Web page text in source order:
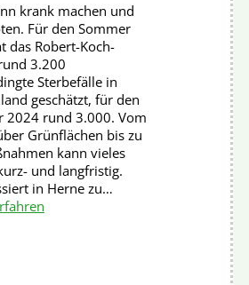
krank machen und
Für den Sommer
das Robert-Koch-
3.200
Sterbefälle in
geschätzt, für den
2024 rund 3.000. Vom
Grünflächen bis zu
kann vieles
und langfristig.
in Herne zu…